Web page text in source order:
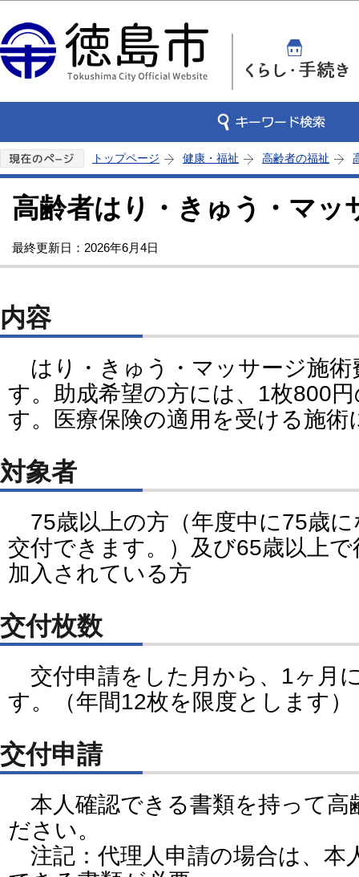
トップページ 健康・福祉 高齢者の福祉
高齢者はり・きゅう・マッ
最終更新日：2026年6月4日
内容
はり・きゅう・マッサージ施術
す。助成希望の方には、1枚800
す。医療保険の適用を受ける施
対象者
75歳以上の方（年度中に75歳
交付できます。）及び65歳以上
加入されている方
交付枚数
交付申請をした月から、1ヶ月
す。（年間12枚を限度とします）
交付申請
本人確認できる書類を持って高
ださい。
注記：代理人申請の場合は、本